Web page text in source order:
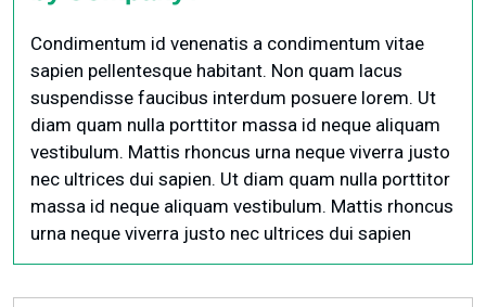
nec ultrices dui sapien
Condimentum id venenatis a condimentum vitae
sapien pellentesque habitant. Non quam lacus
suspendisse faucibus interdum posuere lorem. Ut
diam quam nulla porttitor massa id neque aliquam
vestibulum. Mattis rhoncus urna neque viverra justo
nec ultrices dui sapien. Ut diam quam nulla porttitor
massa id neque aliquam vestibulum. Mattis rhoncus
urna neque viverra justo nec ultrices dui sapien